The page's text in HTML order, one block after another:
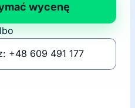
wycenę
+48 609 491 177